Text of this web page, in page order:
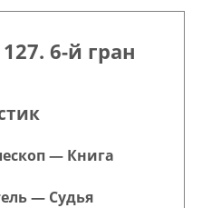
6-й гран
— Книга
— Судья